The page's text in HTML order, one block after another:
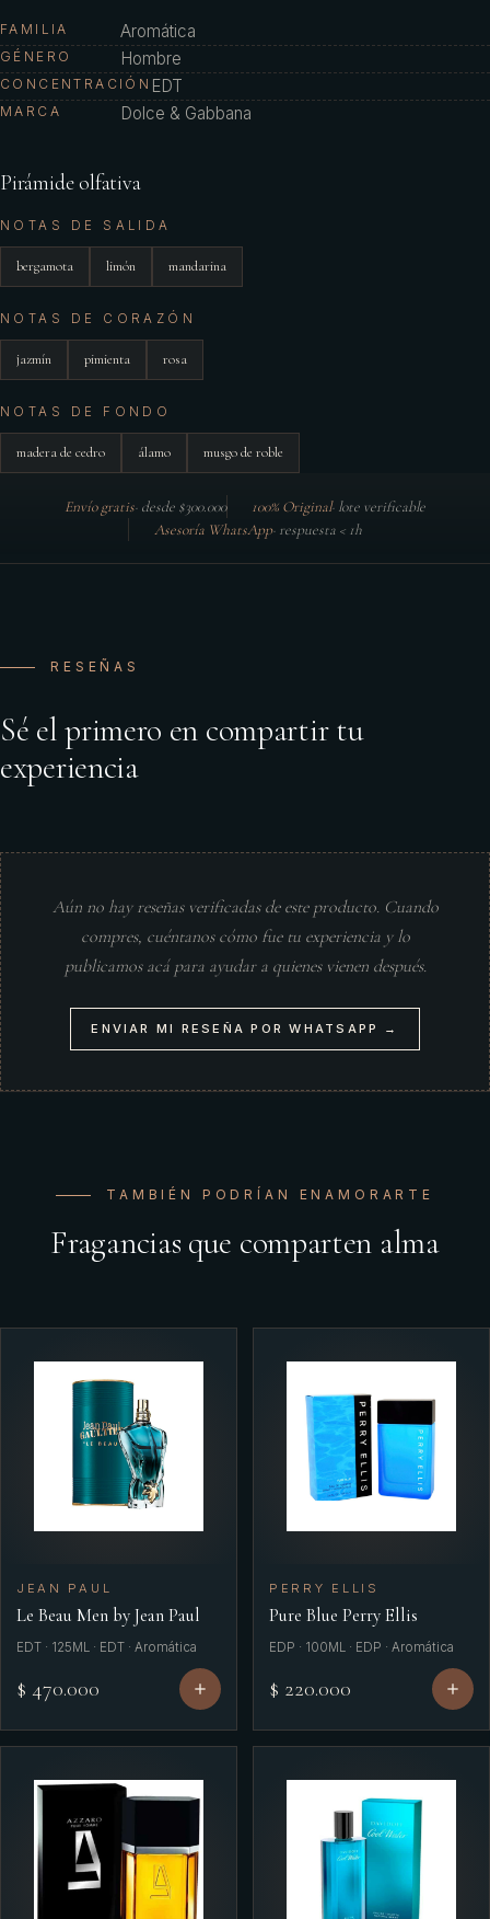
FAMILIA Aromática
GÉNERO Hombre
CONCENTRACIÓN EDT
MARCA Dolce & Gabbana
Pirámide olfativa
NOTAS DE SALIDA
bergamota limón mandarina
NOTAS DE CORAZÓN
jazmín pimienta rosa
NOTAS DE FONDO
madera de cedro álamo musgo de roble
Envío gratis· desde $300.000 100% Original· lote verificable
Asesoría WhatsApp· respuesta < 1h
RESEÑAS
Sé el primero en compartir tu
experiencia
Aún no hay reseñas verificadas de este producto. Cuando
compres, cuéntanos cómo fue tu experiencia y lo
publicamos acá para ayudar a quienes vienen después.
ENVIAR MI RESEÑA POR WHATSAPP →
TAMBIÉN PODRÍAN ENAMORARTE
Fragancias que comparten alma
JEAN PAUL
Le Beau Men by Jean Paul
EDT · 125ML · EDT · Aromática
$ 470.000
PERRY ELLIS
Pure Blue Perry Ellis
EDP · 100ML · EDP · Aromática
$ 220.000